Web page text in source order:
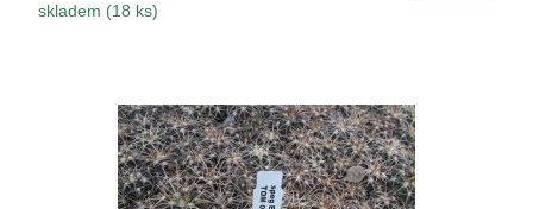
skladem (18 ks)